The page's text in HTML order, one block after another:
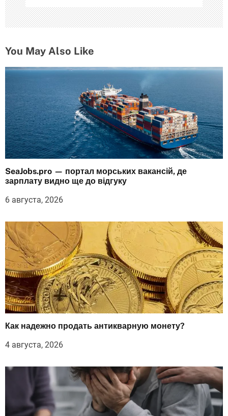
м
You May Also Like
SeaJobs.pro — портал морських вакансій, де
зарплату видно ще до відгуку
6 августа, 2026
Как надежно продать антикварную монету?
4 августа, 2026